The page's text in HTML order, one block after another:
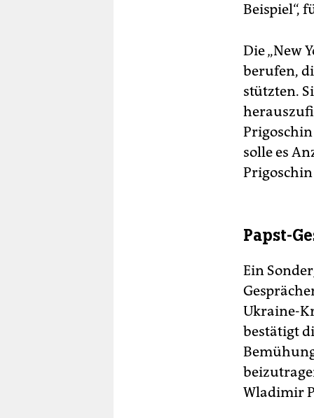
Beispiel“,
Die „New
berufen,
stützten.
solle es
Papst-
Ein
Ukraine-
bestätigt
Wladimir